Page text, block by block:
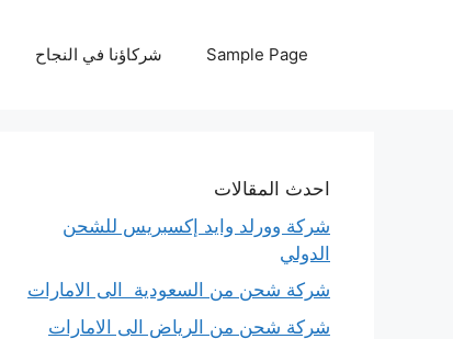
Sample Page شركاؤنا في النجاح
احدث المقالات
شركة وورلد وايد إكسبريس للشحن
الدولي
شركة شحن من السعودية الى الامارات
شركة شحن من الرياض الى الامارات